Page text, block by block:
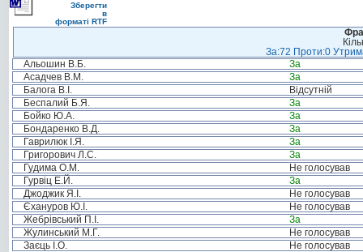
Зберегти
в
форматі RTF
За:72 Проти:0
Альошин В.Б.
За
Асадчев В.М.
За
Балога В.І.
Відсутній
Беспалий Б.Я.
За
Бойко Ю.А.
За
Бондаренко В.Д.
За
Гаврилюк І.Я.
За
Григорович Л.С.
За
Гудима О.М.
Не голосував
Гурвіц Е.Й.
За
Джоджик Я.І.
Не голосував
Єхануров Ю.І.
Не голосував
Жебрівський П.І.
За
Жулинський М.Г.
Не голосував
Заєць І.О.
Не голосував